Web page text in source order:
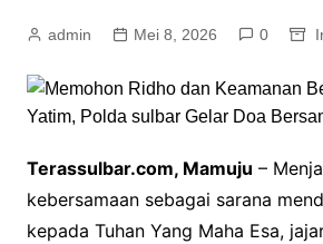
admin Mei 8, 2026 0
Terassulbar.com, Mamuju –
kebersamaan sebagai sarana
kepada Tuhan Yang Maha Esa,